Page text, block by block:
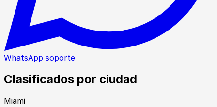
WhatsApp soporte
Clasificados por ciudad
Miami